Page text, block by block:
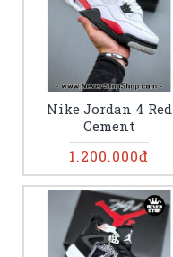
Nike Jordan 4 Red
Cement
1.200.000đ